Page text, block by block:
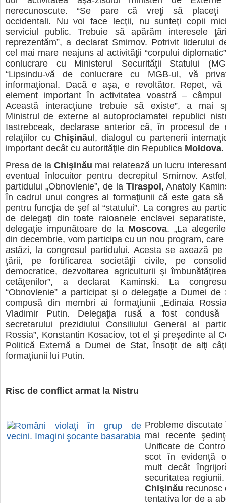
nerecunoscute. “Se pare că vreţi să placeţi
occidentali. Nu voi face lecţii, nu sunteţi copii
serviciul public. Trebuie să apărăm interesele
reprezentăm”, a declarat Smirnov. Potrivit liderului
cel mai mare neajuns al activităţii “corpului
conlucrare cu Ministerul Securităţii Statului
“Lipsindu-vă de conlucrare cu MGB-ul, vă
informaţional. Dacă e aşa, e revoltător. Repet,
element important în activitatea voastră – câmpul
Această interacţiune trebuie să existe”, a mai
Ministrul de externe al autoproclamatei republici
Iastrebceak, declarase anterior că, în procesul de
relaţiilor cu Chişinăul, dialogul cu partenerii
important decât cu autorităţile din Republica Moldova.
Presa de laChişinău mai relatează un lucru
eventual înlocuitor pentru decrepitul Smirnov.
partidului „Obnovlenie”, de la Tiraspol , Anatoly
în cadrul unui congres al formaţiunii că este gata
pentru funcţia de şef al “statului”. La congres au
de delegaţi din toate raioanele enclavei
delegaţie impunătoare de la Moscova. „La
din decembrie, vom participa cu un nou program,
astăzi, la congresul partidului. Acesta se axează pe
ţării, pe fortificarea societăţii civile, pe
democratice, dezvoltarea agriculturii şi
cetăţenilor”, a declarat Kaminski. La
“Obnovlenie” a participat şi o delegaţie a Dumei de
compusă din membri ai formaţiunii „Edinaia
Vladimir Putin. Delegaţia rusă a fost condusă
secretarului prezidiului Consiliului General al
Rossia”, Konstantin Kosaciov, tot el şi preşedinte al
Politică Externă a Dumei de Stat, însoţit de alţi
formaţiunii lui Putin.
Risc de conflict armat la Nistru
Probleme
mai recente
Unificate de
scot în evidenţă
mult decât
securitatea
Chişinău recunosc
tentativa lor de a